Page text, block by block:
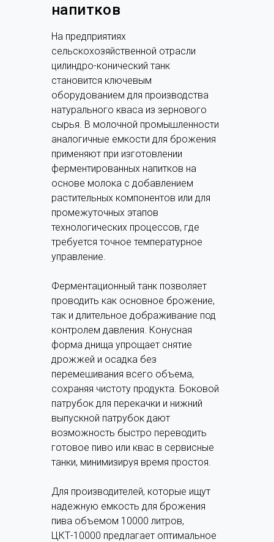
напитков
На предприятиях
сельскохозяйственной отрасли
цилиндро-конический танк
становится ключевым
оборудованием для производства
натурального кваса из зернового
сырья. В молочной промышленности
аналогичные емкости для брожения
применяют при изготовлении
ферментированных напитков на
основе молока с добавлением
растительных компонентов или для
промежуточных этапов
технологических процессов, где
требуется точное температурное
управление.
Ферментационный танк позволяет
проводить как основное брожение,
так и длительное дображивание под
контролем давления. Конусная
форма днища упрощает снятие
дрожжей и осадка без
перемешивания всего объема,
сохраняя чистоту продукта. Боковой
патрубок для перекачки и нижний
выпускной патрубок дают
возможность быстро переводить
готовое пиво или квас в сервисные
танки, минимизируя время простоя.
Для производителей, которые ищут
надежную емкость для брожения
пива объемом 10000 литров,
ЦКТ-10000 предлагает оптимальное